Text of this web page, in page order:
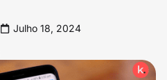
Julho 18, 2024